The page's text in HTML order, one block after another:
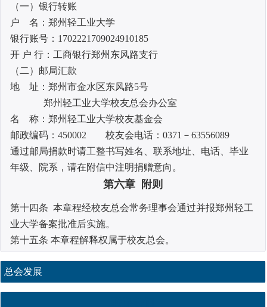
（一）银行转账
户 名：郑州轻工业大学
银行账号：1702221709024910185
开 户 行：工商银行郑州东风路支行
（二）邮局汇款
地 址：郑州市金水区东风路5号
郑州轻工业大学校友总会办公室
名 称：郑州轻工业大学校友基金会
邮政编码：450002 校友会电话：0371－63556089
通过邮局捐款时请工整书写姓名、联系地址、电话、毕业
年级、院系，请在附信中注明捐赠意向。
第六章 附则
第十四条 本章程经校友总会常务理事会通过并报郑州轻工
业大学备案批准后实施。
第十五条 本章程解释权属于校友总会。
总会发展